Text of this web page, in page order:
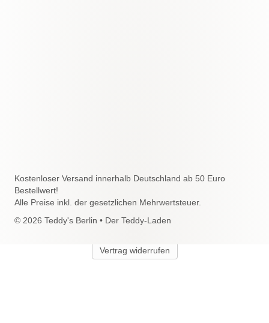
© 2026 Teddy's Berlin • Der Teddy-Laden
Kostenloser Versand innerhalb Deutschland ab 50 Euro
Bestellwert!
Alle Preise inkl. der gesetzlichen Mehrwertsteuer.
Vertrag widerrufen